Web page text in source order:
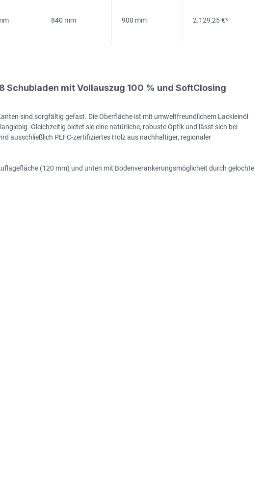
840 mm 900 mm 2.129,25 €*
mit Vollauszug 100 % und SoftClosing
sind sorgfältig gefast. Die Oberfläche ist mit umweltfreundlichem Lackleinöl
Gleichzeitig bietet sie eine natürliche, robuste Optik und lässt sich bei
ausschließlich PEFC-zertifiziertes Holz aus nachhaltiger, regionaler
(120 mm) und unten mit Bodenverankerungsmöglicheit durch gelochte